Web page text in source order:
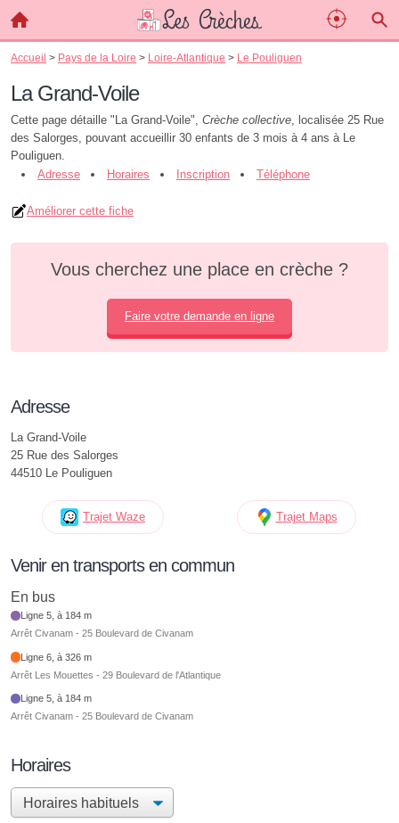
Accueil > Pays de la Loire > Loire-Atlantique > Le Pouliguen
La Grand-Voile
Cette page détaille "La Grand-Voile", Crèche collective, localisée 25 Rue
des Salorges, pouvant accueillir 30 enfants de 3 mois à 4 ans à Le
Pouliguen.
Adresse
Horaires Inscription Téléphone
Améliorer cette fiche
Vous cherchez une place en crèche ?
Faire votre demande en ligne
Adresse
La Grand-Voile
25 Rue des Salorges
44510 Le Pouliguen
Trajet Waze Trajet Maps
Venir en transports en commun
En bus
Ligne 5, à 184 m
Arrêt Civanam - 25 Boulevard de Civanam
Ligne 6, à 326 m
Arrêt Les Mouettes - 29 Boulevard de l'Atlantique
Ligne 5, à 184 m
Arrêt Civanam - 25 Boulevard de Civanam
Horaires